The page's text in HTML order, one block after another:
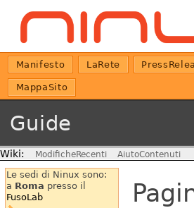
Manifesto LaRete
MappaSito
Guide
Wiki: ModificheRecenti AiutoContenuti
Le sedi di Ninux sono:
a Roma presso il
FusoLab